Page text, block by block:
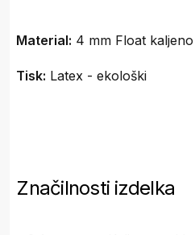
Material: 4 mm Float
Tisk: Latex - ekološki
Značilnosti izdelka